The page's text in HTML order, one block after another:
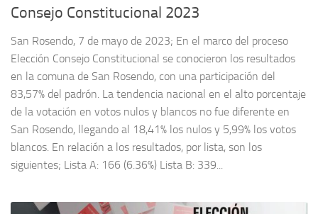
Consejo Constitucional 2023
San Rosendo, 7 de mayo de 2023; En el marco del proceso
Elección Consejo Constitucional se conocieron los resultados
en la comuna de San Rosendo, con una participación del
83,57% del padrón. La tendencia nacional en el alto porcentaje
de la votación en votos nulos y blancos no fue diferente en
San Rosendo, llegando al 18,41% los nulos y 5,99% los votos
blancos. En relación a los resultados, por lista, son los
siguientes; Lista A: 166 (6.36%) Lista B: 339...